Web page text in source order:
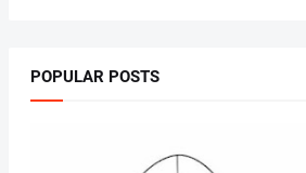
POPULAR POSTS